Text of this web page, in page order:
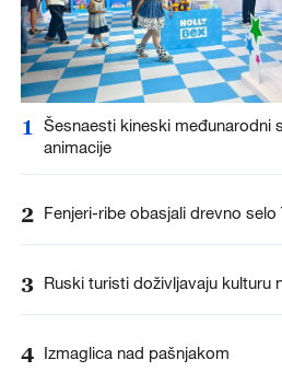
1
Šesnaesti kineski međunarodni
animacije
2 Fenjeri-ribe obasjali drevno selo
3 Ruski turisti doživljavaju kulturu
4 Izmaglica nad pašnjakom